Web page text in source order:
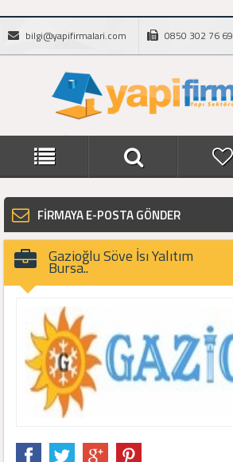
bilgi@yapifirmalari.com 0850 302 76 69
FİRMAYA E-POSTA GÖNDER
Gazioğlu Söve İsı Yalıtım
Bursa..